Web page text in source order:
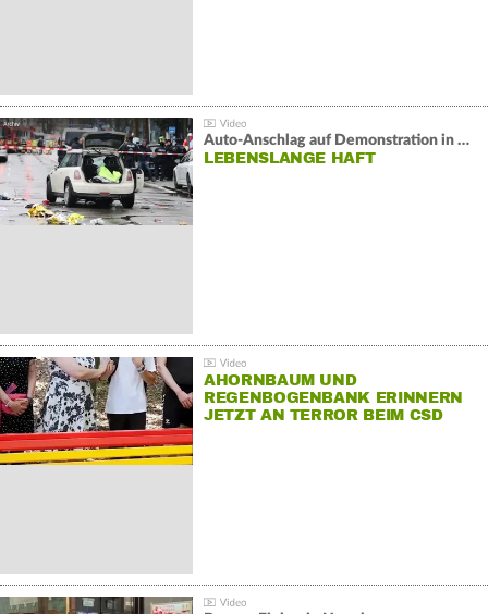
Auto-Anschlag auf Demonstration in München:
LEBENSLANGE HAFT
AHORNBAUM UND
REGENBOGENBANK ERINNERN
JETZT AN TERROR BEIM CSD